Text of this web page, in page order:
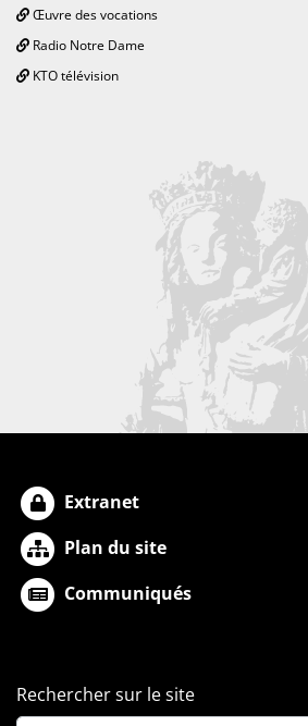
Œuvre des vocations
Radio Notre Dame
KTO télévision
Extranet
Plan du site
Communiqués
Rechercher sur le site